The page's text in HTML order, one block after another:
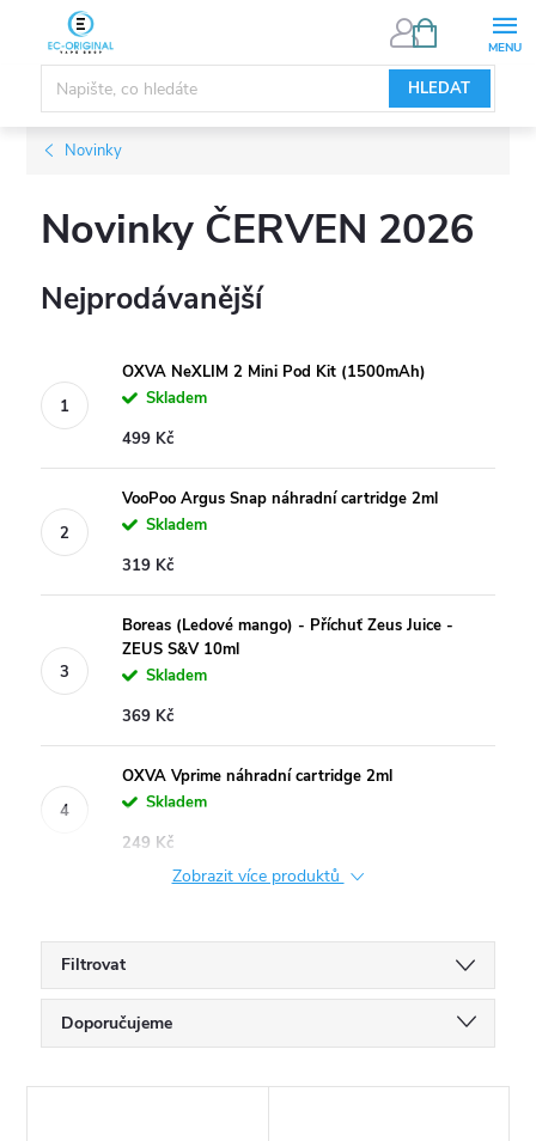
obsah
HLEDAT
NÁKUPNÍ
Novinky
Novinky ČERVEN 2026
Nejprodávanější
OXVA NeXLIM 2 Mini Pod Kit (1500mAh)
Skladem
499 Kč
VooPoo Argus Snap náhradní cartridge 2ml
Skladem
319 Kč
Boreas (Ledové mango) - Příchuť Zeus Juice -
ZEUS S&V 10ml
Skladem
369 Kč
OXVA Vprime náhradní cartridge 2ml
Skladem
249 Kč
Zobrazit více produktů
Filtrovat
Ř
a
Doporučujeme